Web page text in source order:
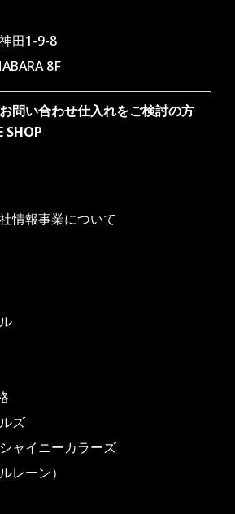
田1-9-8
8F
お問い合わせ仕入れをご検討の方
SHOP
情報事業について
ズ
ャイニーカラーズ
レーン）